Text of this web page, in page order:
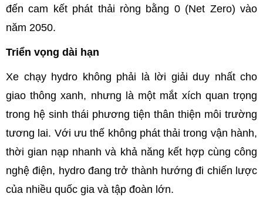
đến cam kết phát thải ròng bằng 0 (Net Zero) vào
năm 2050.
Triển vọng dài hạn
Xe chạy hydro không phải là lời giải duy nhất cho
giao thông xanh, nhưng là một mắt xích quan trọng
trong hệ sinh thái phương tiện thân thiện môi trường
tương lai. Với ưu thế không phát thải trong vận hành,
thời gian nạp nhanh và khả năng kết hợp cùng công
nghệ điện, hydro đang trở thành hướng đi chiến lược
của nhiều quốc gia và tập đoàn lớn.